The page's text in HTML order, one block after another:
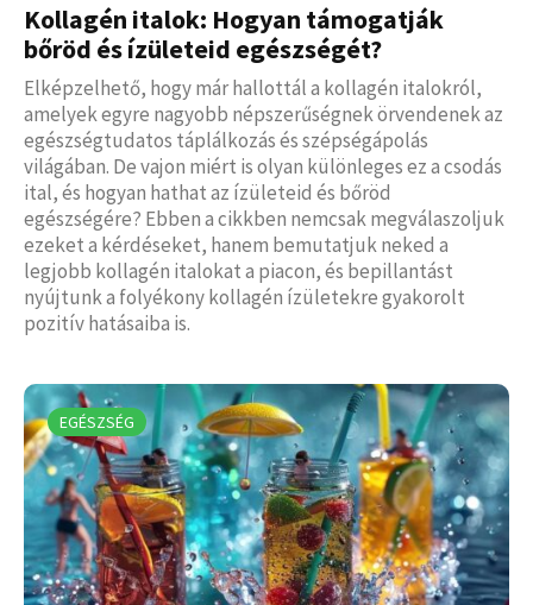
Kollagén italok: Hogyan támogatják
bőröd és ízületeid egészségét?
Elképzelhető, hogy már hallottál a kollagén italokról,
amelyek egyre nagyobb népszerűségnek örvendenek az
egészségtudatos táplálkozás és szépségápolás
világában. De vajon miért is olyan különleges ez a csodás
ital, és hogyan hathat az ízületeid és bőröd
egészségére? Ebben a cikkben nemcsak megválaszoljuk
ezeket a kérdéseket, hanem bemutatjuk neked a
legjobb kollagén italokat a piacon, és bepillantást
nyújtunk a folyékony kollagén ízületekre gyakorolt
pozitív hatásaiba is.
EGÉSZSÉG